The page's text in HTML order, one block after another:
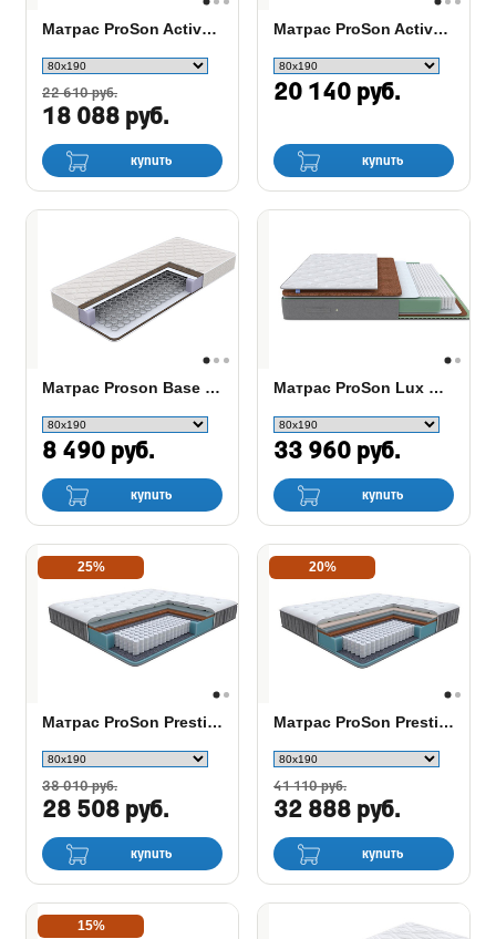
Матрас ProSon Active F
22 610 руб.
18 088 руб.
купить
Матрас ProSon Active Duo S/F
20 140 руб.
купить
Матрас Proson Base Bonnell F
8 490 руб.
купить
Матрас ProSon Lux Duo M/F
33 960 руб.
купить
25%
Матрас ProSon Prestige Firm
38 010 руб.
28 508 руб.
купить
20%
Матрас ProSon Prestige Plus Firm
41 110 руб.
32 888 руб.
купить
15%